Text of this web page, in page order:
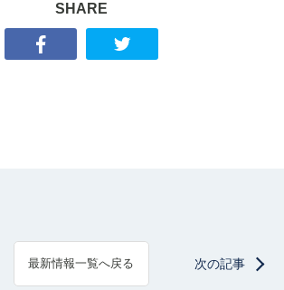
SHARE
最新情報一覧へ戻る 次の記事